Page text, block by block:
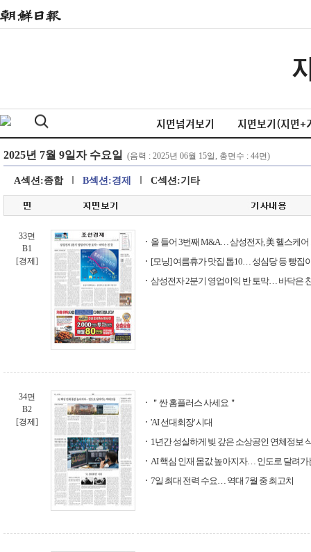
지면넘겨보기 지면보기(지면+
A섹션:종합 B섹션:경제 C섹션:기타
33면
B1
[경제]
올 들어 3번째 M&A… 삼성전자, 美 헬스케어
[모닝] 여름휴가 맛집 톱10… 성심당 등 빵집
삼성전자 2분기 영업이익 반 토막… 바닥은
34면
B2
[경제]
＂싼 홈플러스 사세요＂
'AI 선대회장' 시대
1년간 성실하게 빚 갚은 소상공인 연체정보
AI 핵심 인재 몸값 높아지자… 인도로 달려가
7일 최대 전력 수요… 역대 7월 중 최고치